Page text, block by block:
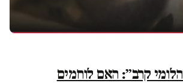
קרב״: האם לוחמים